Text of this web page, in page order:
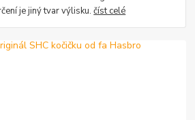
je jiný tvar výlisku.číst celé